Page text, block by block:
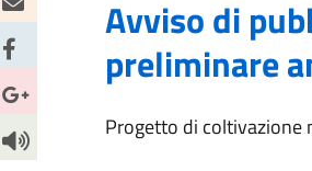
Avviso di
preliminare
Progetto di coltivazione